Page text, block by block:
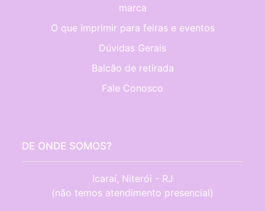
marca
O que imprimir para feiras e eventos
Dúvidas Gerais
Balcão de retirada
Fale Conosco
DE ONDE SOMOS?
Icaraí, Niterói - RJ
(não temos atendimento presencial)